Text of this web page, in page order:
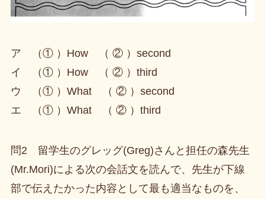
ア （① ）How （ ② ）second
イ （① ）How （ ② ）third
ウ （① ）What （ ② ）second
エ （① ）What （ ② ）third
問2 留学生のグレッグ(Greg)さんと担任の森先生
(Mr.Mori)による次の会話文を読んで、先生が下線
部で伝えたかった内容として最も適当なものを、